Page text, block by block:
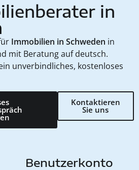
in
Immobilien in Schweden in
mit Beratung auf deutsch.
unverbindliches, kostenloses
Kontaktieren
Sie uns
Benutzerkonto